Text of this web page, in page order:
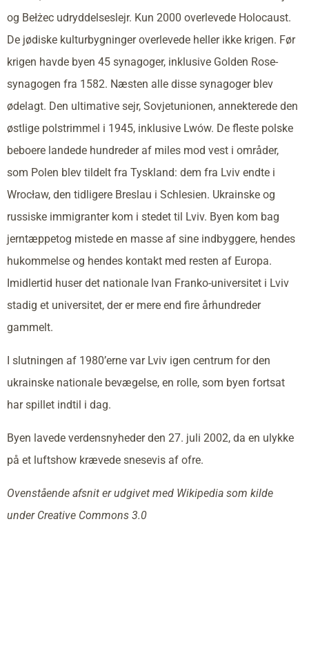
og Bełżec udryddelseslejr. Kun 2000 overlevede Holocaust.
De jødiske kulturbygninger overlevede heller ikke krigen. Før
krigen havde byen 45 synagoger, inklusive Golden Rose-
synagogen fra 1582. Næsten alle disse synagoger blev
ødelagt. Den ultimative sejr, Sovjetunionen, annekterede den
østlige polstrimmel i 1945, inklusive Lwów. De fleste polske
beboere landede hundreder af miles mod vest i områder,
som Polen blev tildelt fra Tyskland: dem fra Lviv endte i
Wrocław, den tidligere Breslau i Schlesien. Ukrainske og
russiske immigranter kom i stedet til Lviv. Byen kom bag
jerntæppetog mistede en masse af sine indbyggere, hendes
hukommelse og hendes kontakt med resten af Europa.
Imidlertid huser det nationale Ivan Franko-universitet i Lviv
stadig et universitet, der er mere end fire århundreder
gammelt.
I slutningen af 1980’erne var Lviv igen centrum for den
ukrainske nationale bevægelse, en rolle, som byen fortsat
har spillet indtil i dag.
Byen lavede verdensnyheder den 27. juli 2002, da en ulykke
på et luftshow krævede snesevis af ofre.
Ovenstående afsnit er udgivet med Wikipedia som kilde
under Creative Commons 3.0